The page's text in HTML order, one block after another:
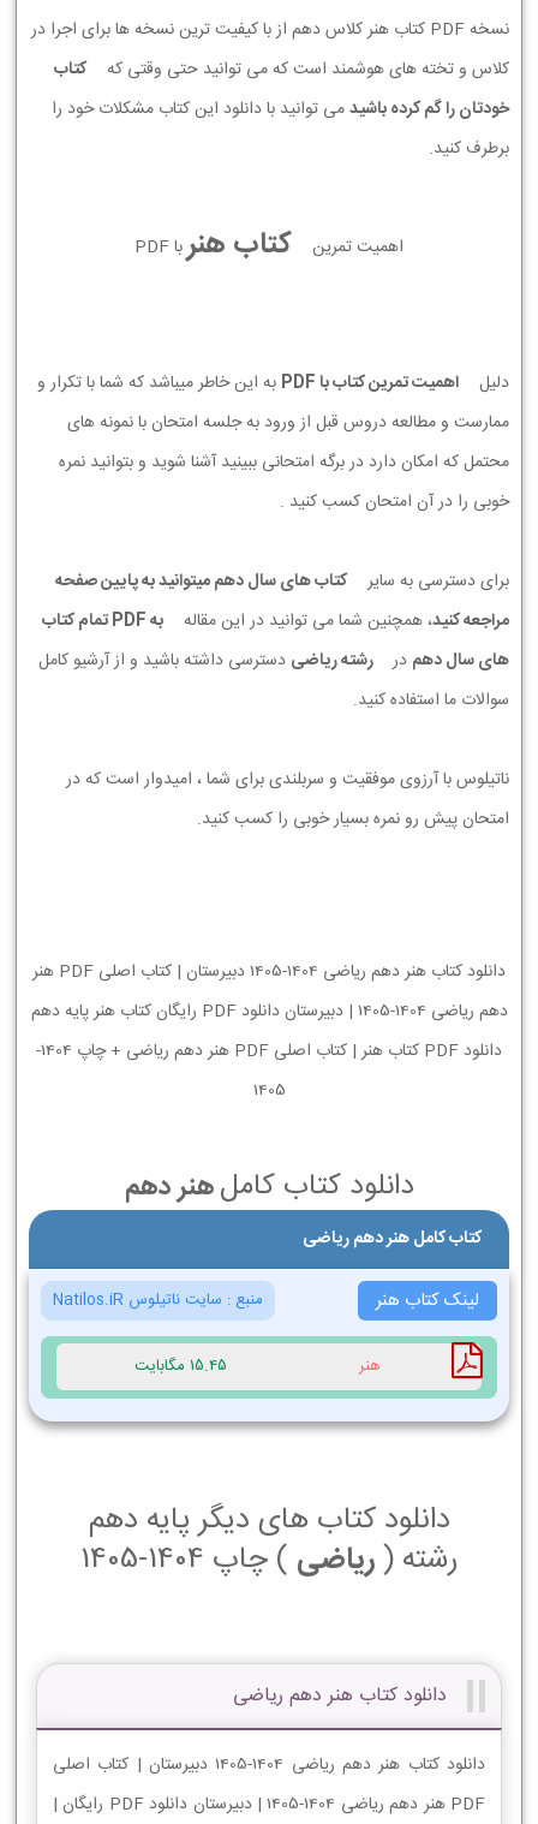
نسخه PDF کتاب هنر کلاس دهم از با کیفیت ترین نسخه ها برای اجرا در
کلاس و تخته های هوشمند است که می توانید حتی وقتی که
کتاب
خودتان را گم کرده باشیدمی توانید با دانلود این کتاب مشکلات خود را
برطرف کنید.
اهمیت تمرین کتاب هنربا PDF
دلیل اهمیت تمرین کتاب با PDF
به این خاطر میباشد که شما با تکرار و
ممارست و مطالعه دروس قبل از ورود به جلسه امتحان با نمونه های
محتمل که امکان دارد در برگه امتحانی ببینید آشنا شوید و بتوانید نمره
خوبی را در آن امتحان کسب کنید .
برای دسترسی به سایر
کتاب های سال دهم میتوانید به پایین صفحه
مراجعه کنید، همچنین شما می توانید در این مقاله
به PDF تمام کتاب
های سال دهم در رشته ریاضی دسترسی داشته باشید و از آرشیو کامل
سوالات ما استفاده کنید.
ناتیلوس با آرزوی موفقیت و سربلندی برای شما ، امیدوار است که در
امتحان پیش رو نمره بسیار خوبی را کسب کنید.
دانلود کتاب هنر دهم ریاضی 1404-1405 دبیرستان | کتاب اصلی PDF هنر
دهم ریاضی 1404-1405 | دبیرستان دانلود PDF رایگان کتاب هنر پایه دهم
دانلود PDF کتاب هنر | کتاب اصلی PDF هنر دهم ریاضی + چاپ 1404-
1405
دانلود کتاب کاملهنر دهم
کتاب کامل هنر دهم ریاضی
لینک کتاب هنر منبع : سایت ناتیلوس Natilos.iR
هنر 15.45 مگابایت
دانلود کتاب های دیگر پایه دهم
رشته (ریاضی ) چاپ 1404-1405
دانلود کتاب هنر دهم ریاضی
دانلود کتاب هنر دهم ریاضی 1404-1405 دبیرستان | کتاب اصلی
PDF هنر دهم ریاضی 1404-1405 | دبیرستان دانلود PDF رایگان |